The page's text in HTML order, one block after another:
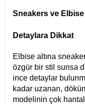
Sneakers ve
Detaylara Dikkat
Elbise altına
özgür bir stil sunsa
ince detaylar
kadar uzanan,
modelinin çok